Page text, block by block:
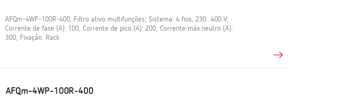
AFQm-4WF-100R-400, Filtro ativo multifunções; Sistema: 4 fios, 230...400 V;
Corrente de fase (A): 100; Corrente de pico (A): 200; Corrente máx.neutro (A):
300; Fixação: Rack
AFQm-4WP-100R-400